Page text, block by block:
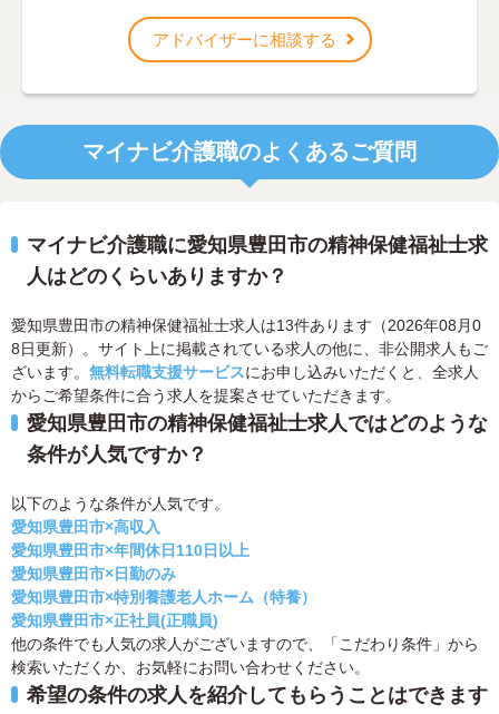
アドバイザーに相談する
マイナビ介護職のよくあるご質問
マイナビ介護職に愛知県豊田市の精神保健福祉士求
人はどのくらいありますか？
愛知県豊田市の精神保健福祉士求人は13件あります（2026年08月0
8日更新）。サイト上に掲載されている求人の他に、非公開求人もご
ざいます。 無料転職支援サービスにお申し込みいただくと、全求人
からご希望条件に合う求人を提案させていただきます。
愛知県豊田市の精神保健福祉士求人ではどのような
条件が人気ですか？
以下のような条件が人気です。
愛知県豊田市×高収入
愛知県豊田市×年間休日110日以上
愛知県豊田市×日勤のみ
愛知県豊田市×特別養護老人ホーム（特養）
愛知県豊田市×正社員(正職員)
他の条件でも人気の求人がございますので、「こだわり条件」から
検索いただくか、お気軽にお問い合わせください。
希望の条件の求人を紹介してもらうことはできます